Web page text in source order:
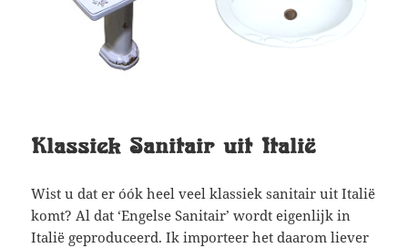
Klassiek Sanitair uit Italië
Wist u dat er óók heel veel klassiek sanitair uit Italië
komt? Al dat ‘Engelse Sanitair’ wordt eigenlijk in
Italië geproduceerd. Ik importeer het daarom liever